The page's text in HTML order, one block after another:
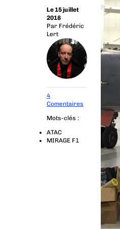
Le 15 juillet
2018
Par Frédéric
Lert
4
Comentaires
Mots-clés :
ATAC
MIRAGE F1